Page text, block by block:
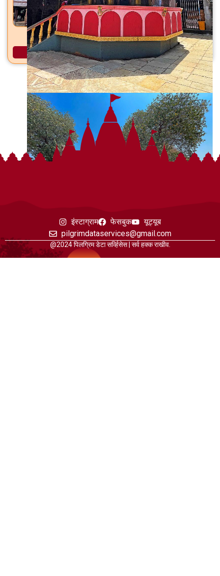
धोंडीराज महाराज समाधी मंदिर पलूस, ता. पलूस, जि. सांगली
अधिक माहिती
इंस्टाग्राम फेसबुक
यूट्यूब
pilgrimdataservices@gmail.com
@2024 पिलग्रिम डेटा सर्व्हिसेस | सर्व हक्क राखीव.